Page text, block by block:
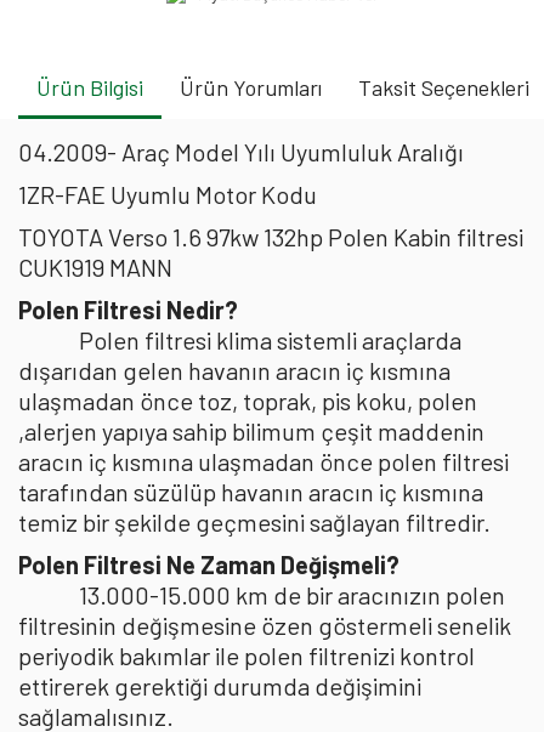
Ürün Bilgisi Ürün Yorumları Taksit Seçenekleri
04.2009- Araç Model Yılı Uyumluluk Aralığı
1ZR-FAE Uyumlu Motor Kodu
TOYOTA Verso 1.6 97kw 132hp Polen Kabin filtresi
CUK1919 MANN
Polen Filtresi Nedir?
Polen filtresi klima sistemli araçlarda
dışarıdan gelen havanın aracın iç kısmına
ulaşmadan önce toz, toprak, pis koku, polen
,alerjen yapıya sahip bilimum çeşit maddenin
aracın iç kısmına ulaşmadan önce polen filtresi
tarafından süzülüp havanın aracın iç kısmına
temiz bir şekilde geçmesini sağlayan filtredir.
Polen Filtresi Ne Zaman Değişmeli?
13.000-15.000 km de bir aracınızın polen
filtresinin değişmesine özen göstermeli senelik
periyodik bakımlar ile polen filtrenizi kontrol
ettirerek gerektiği durumda değişimini
sağlamalısınız.